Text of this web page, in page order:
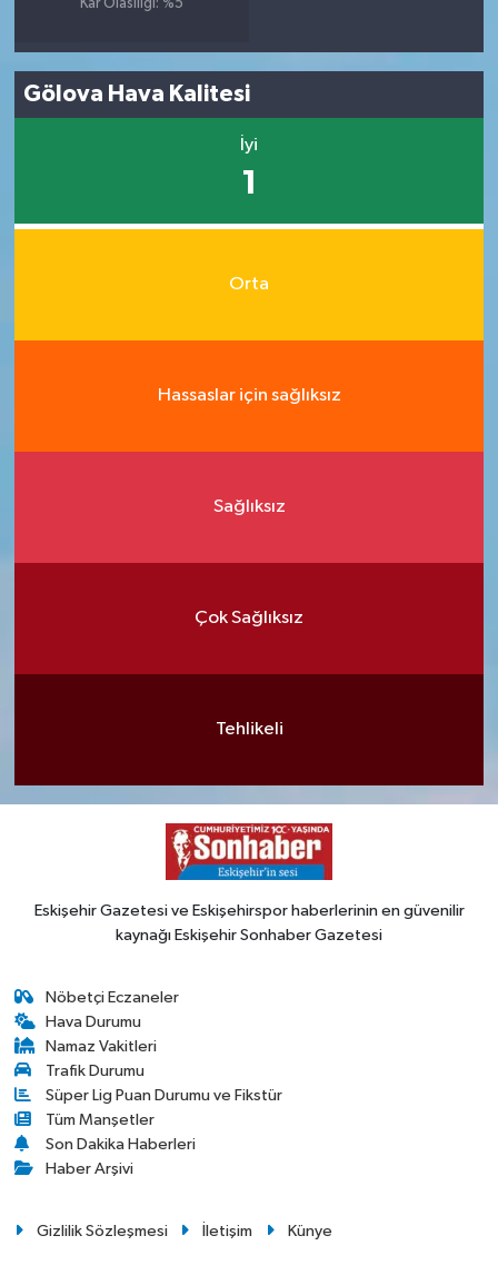
Kar Olasılığı: %5
Gölova Hava Kalitesi
İyi
1
Orta
Hassaslar için sağlıksız
Sağlıksız
Çok Sağlıksız
Tehlikeli
Eskişehir Gazetesi ve Eskişehirspor haberlerinin en güvenilir
kaynağı Eskişehir Sonhaber Gazetesi
Nöbetçi Eczaneler
Hava Durumu
Namaz Vakitleri
Trafik Durumu
Süper Lig Puan Durumu ve Fikstür
Tüm Manşetler
Son Dakika Haberleri
Haber Arşivi
Gizlilik Sözleşmesi İletişim Künye